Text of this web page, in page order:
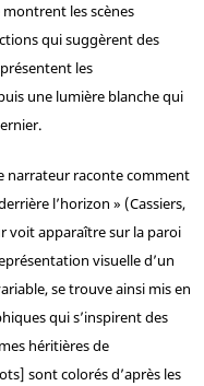
les scènes
qui suggèrent des
les
une lumière blanche qui
narrateur raconte comment
l’horizon » (Cassiers,
voit apparaître sur la paroi
visuelle d’un
se trouve ainsi mis en
qui s’inspirent des
héritières de
sont colorés d’après les